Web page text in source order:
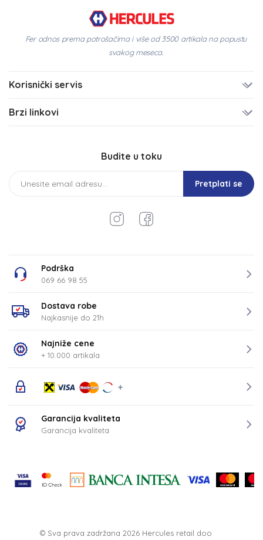
Fer odnos prema potrošačima i više od 3500 artikala na popustu
svakog meseca.
Korisnički servis
Brzi linkovi
Budite u toku
Pretplati se
Podrška
069 66 98 55
Dostava robe
Najkasnije do 21h
Najniže cene
+ 10.000 artikala
Garancija kvaliteta
Garancija kvaliteta
© Sva prava zadržana 2026Hercules retail doo